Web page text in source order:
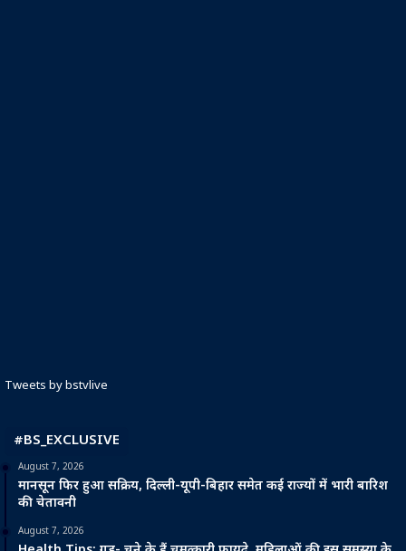
Tweets by bstvlive
#BS_EXCLUSIVE
August 7, 2026
मानसून फिर हुआ सक्रिय, दिल्ली-यूपी-बिहार समेत कई राज्यों में भारी बारिश
की चेतावनी
August 7, 2026